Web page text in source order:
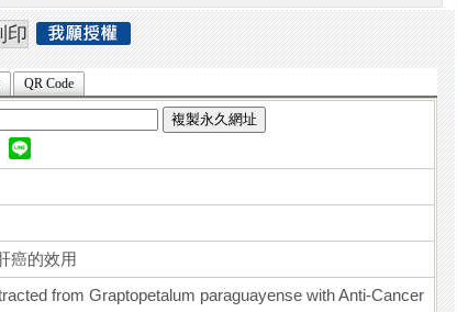
QR Code
複製永久網址
癌的效用
from Graptopetalum paraguayense with Anti-Cancer